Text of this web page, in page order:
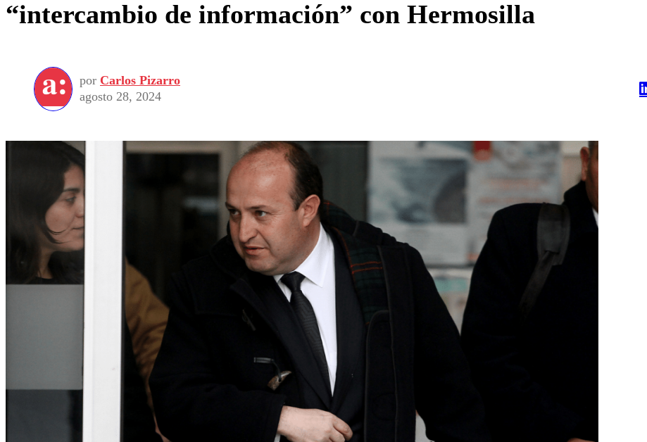
“intercambio de información” con Hermosilla
por Carlos Pizarro
agosto 28, 2024